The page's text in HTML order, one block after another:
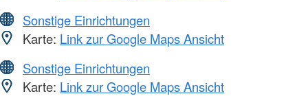
Sonstige Einrichtungen
Karte: Link zur Google Maps Ansicht
Sonstige Einrichtungen
Karte: Link zur Google Maps Ansicht